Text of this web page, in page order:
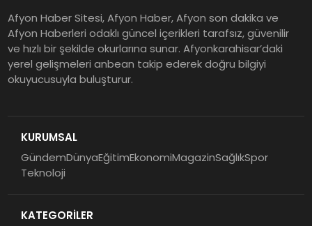
Afyon Haber Sitesi, Afyon Haber, Afyon son dakika ve
Afyon Haberleri odaklı güncel içerikleri tarafsız, güvenilir
ve hızlı bir şekilde okurlarına sunar. Afyonkarahisar’daki
yerel gelişmeleri anbean takip ederek doğru bilgiyi
okuyucusuyla buluşturur.
KURUMSAL
GündemDünyaEğitimEkonomiMagazinSağlıkSpor
Teknoloji
KATEGORİLER